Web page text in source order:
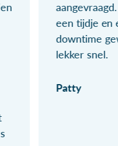
een tijdje en
downtime
lekker snel.
Patty